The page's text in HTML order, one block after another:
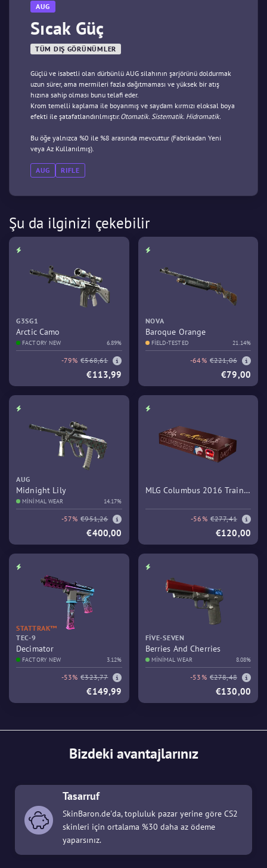
AUG
Sıcak Güç
TÜM DIŞ GÖRÜNÜMLER
Güçlü ve isabetli olan dürbünlü AUG silahının şarjörünü doldurmak
uzun sürer, ama mermileri fazla dağıtmaması ve yüksek bir atış
hızına sahip olması bunu telafi eder.
Krom temelli kaplama ile boyanmış ve saydam kırmızı eloksal boya
efekti ile şatafatlandırılmıştır.Otomatik. Sistematik. Hidromatik.
Bu öğe yalnızca %0 ile %8 arasında mevcuttur (Fabrikadan Yeni
veya Az Kullanılmış).
AUG RIFLE
Şu da ilginizi çekebilir
G3SG1
Arctic Camo
FACTORY NEW 6.89%
-79% €568,61
€113,99
NOVA
Baroque Orange
FIELD-TESTED 21.14%
-64% €221,06
€79,00
AUG
Midnight Lily
MINIMAL WEAR 14.17%
-57% €951,26
€400,00
MLG Columbus 2016 Train
-56% €277,41
€120,00
STATTRAK™
TEC-9
Decimator
FACTORY NEW 3.12%
-53% €323,77
€149,99
FIVE-SEVEN
Berries And Cherries
MINIMAL WEAR 8.08%
-53% €278,48
€130,00
Bizdeki avantajlarınız
Tasarruf
SkinBaron.de'da, topluluk pazar yerine göre CS2
skinleri için ortalama %30 daha az ödeme
yaparsınız.